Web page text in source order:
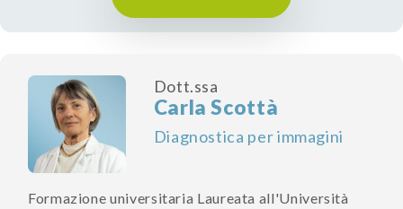
Dott.ssa
Carla Scottà
Diagnostica per immagini
Formazione universitaria Laureata all'Università